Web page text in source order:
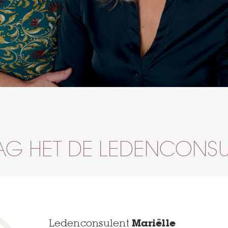
HET DE
Ledenconsulent Mariëlle